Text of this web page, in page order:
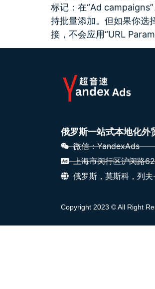
标记：在“Ad
持批量添加。但如果你选
接，不会应用“URL
俄罗斯一站式本地化外
微信：YandexAds
上海市闵行区沪闵路
俄罗斯，莫斯科，列
Copyright 2023 © All Right